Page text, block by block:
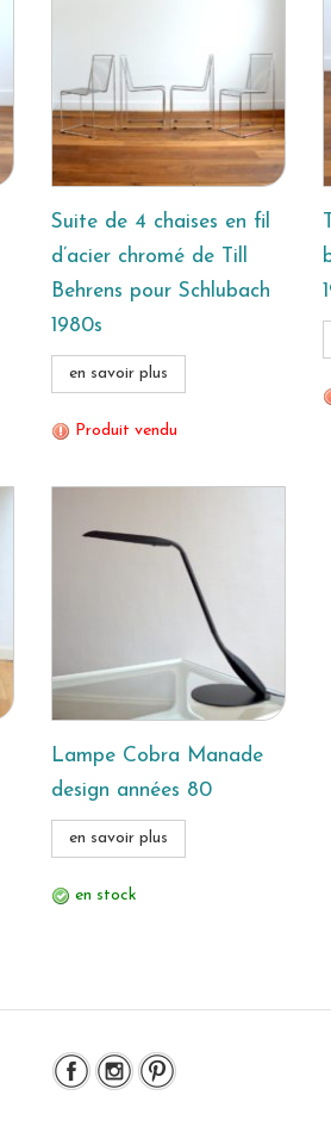
Suite de 4 chaises en fil
d’acier chromé de Till
Behrens pour Schlubach
1980s
en savoir plus
Produit vendu
Lampe Cobra Manade
design années 80
en savoir plus
en stock